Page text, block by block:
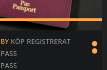
BY KÖP REGISTRERAT
PASS
PASS